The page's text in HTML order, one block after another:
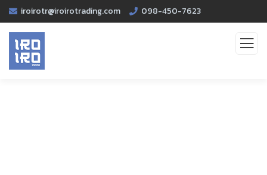
iroirotr@iroirotrading.com 098-450-7623